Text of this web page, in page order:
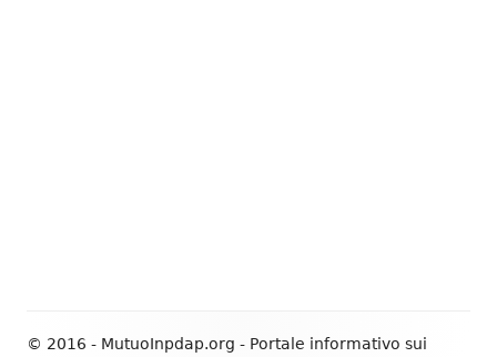
© 2016 - MutuoInpdap.org - Portale informativo sui